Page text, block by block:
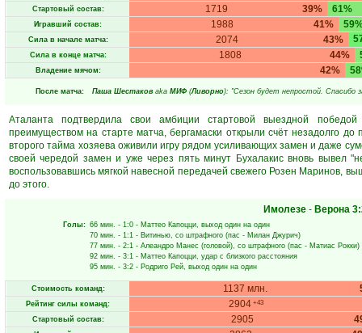
Стартовый состав: 39%
1719 61%
Игравший состав: 41%
1988
Сила в начале матча: 43%
2074
Сила в конце матча: 44%
1808
Владение мячом: 42%
После матча: Паша Шестаков aka МИФ (Ливорно): "Сезон будет непростой. Спасибо
Аталанта подтвердила свои амбиции стартовой выездной
преимуществом на старте матча, бергамаски открыли счёт незадолго
второго тайма хозяева оживили игру рядом усиливающих замен и даже
своей чередой замен и уже через пять минут Бухалакис вновь вывел
воспользовавшись мягкой навесной передачей свежего Розен Маринов,
до этого.
Имолезе- Верона
Голы: 66 мин. - 1:0 - Маттео Капоцци, выход один на один
70 мин. - 1:1 - Витинью, со штрафного (пас - Милан Джурич)
77 мин. - 2:1 - Алеандро Манес (головой), со штрафного (пас - Матиас Рокки)
92 мин. - 3:1 - Маттео Капоцци, удар с близкого расстояния
95 мин. - 3:2 - Родриго Рей, выход один на один
Стоимость команд: 1137 млн.
Рейтинг силы команд: 2904 +43
Стартовый состав: 2905